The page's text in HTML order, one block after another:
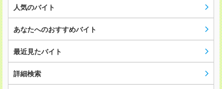
人気のバイト
あなたへのおすすめバイト
最近見たバイト
詳細検索